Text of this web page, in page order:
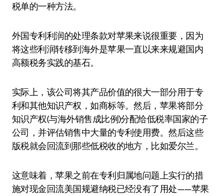
税单的一种方法。
外国专利利润的处理条款对苹果来说很重要，因为
将这些利润转移到海外是苹果一直以来来规避国内
高额税务实践的基石。
实际上，该公司将其产品价值的很大一部分用于专
利和其他知识产权，如商标等。然后，苹果将部分
知识产权(与海外销售成比例)分配给低税率国家的子
公司，并评估销售中大量的专利使用费。然后这些
版税就会回流到那些低税收的地方，比如爱尔兰。
这意味着，苹果之前在专利归属地问题上实行的措
施对现金回流美国规避纳税已经没有了用处——苹果